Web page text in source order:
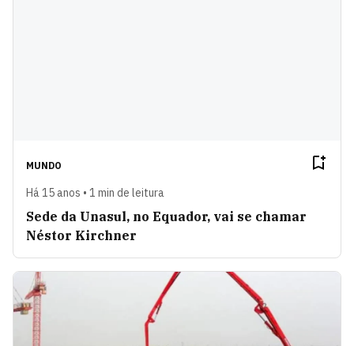
MUNDO
Há 15 anos • 1 min de leitura
Sede da Unasul, no Equador, vai se chamar
Néstor Kirchner